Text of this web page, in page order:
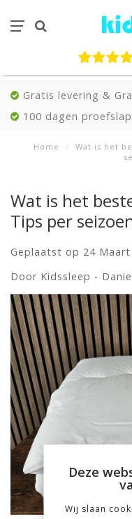
Gratis levering &
100 dagen
Home /
Wat is het
Wat is het
Tips per
Geplaatst op 24
Door Kidssleep -
Deze
Wij slaan